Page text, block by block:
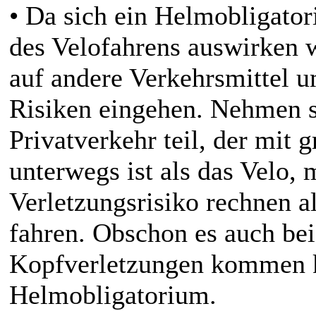
• Da sich ein
des Velofahrens auswirken
auf andere Verkehrsmittel
Risiken eingehen.
Privatverkehr teil, der mit
unterwegs ist als das Velo,
Verletzungsrisiko rechnen
fahren. Obschon es auch
Kopfverletzungen
Helmobligatorium.